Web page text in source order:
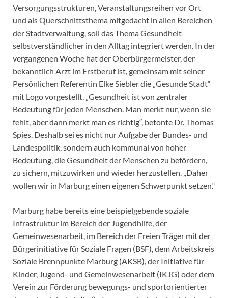
Versorgungsstrukturen, Veranstaltungsreihen vor Ort
und als Querschnittsthema mitgedacht in allen Bereichen
der Stadtverwaltung, soll das Thema Gesundheit
selbstverständlicher in den Alltag integriert werden. In der
vergangenen Woche hat der Oberbürgermeister, der
bekanntlich Arzt im Erstberuf ist, gemeinsam mit seiner
Persönlichen Referentin Elke Siebler die „Gesunde Stadt“
mit Logo vorgestellt. „Gesundheit ist von zentraler
Bedeutung für jeden Menschen. Man merkt nur, wenn sie
fehlt, aber dann merkt man es richtig“, betonte Dr. Thomas
Spies. Deshalb sei es nicht nur Aufgabe der Bundes- und
Landespolitik, sondern auch kommunal von hoher
Bedeutung, die Gesundheit der Menschen zu befördern,
zu sichern, mitzuwirken und wieder herzustellen. „Daher
wollen wir in Marburg einen eigenen Schwerpunkt setzen.“
Marburg habe bereits eine beispielgebende soziale
Infrastruktur im Bereich der Jugendhilfe, der
Gemeinwesenarbeit, im Bereich der Freien Träger mit der
Bürgerinitiative für Soziale Fragen (BSF), dem Arbeitskreis
Soziale Brennpunkte Marburg (AKSB), der Initiative für
Kinder, Jugend- und Gemeinwesenarbeit (IKJG) oder dem
Verein zur Förderung bewegungs- und sportorientierter